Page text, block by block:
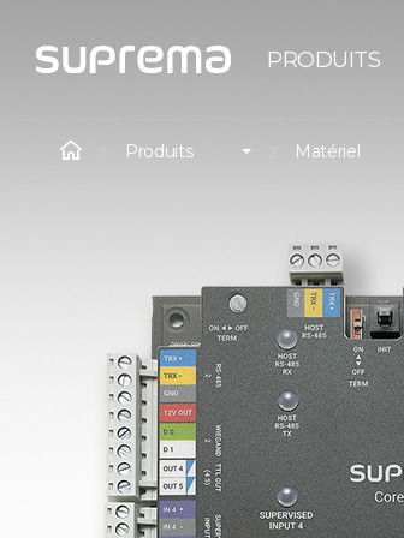
PRODUITS
Produits Matériel